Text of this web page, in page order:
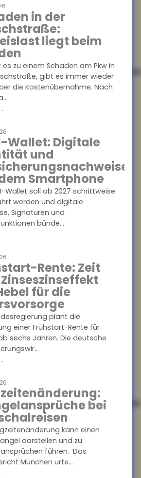
in der
liegt beim
zu einem Schaden am Pkw in
gibt es immer wieder
die Kostenübernahme. Nach
Wallet: Digitale
und
Smartphone
Wallet soll ab 2027 schrittweise
werden und digitale
Signaturen und
bünde...
Rente: Zeit
für die
plant die
einer Frühstart-Rente für
sechs Jahren. Die deutsche
bei
kann einen
darstellen und zu
führen. Das
München urte...
Anspruch auf
Dieser
schrittweise au...
mehr...
gegen
auch bei
Bundesgerichtshof hat
dass
auch dann in
nehmen können,
in der
liegt
Kunden
es zu einem Schaden
Pkw in der Waschstraße,
es immer wieder Streit
die Kostenübernahme.
einem a...
mehr...
Wallet:
Identität
dem
EUDI-Wallet soll ab 2027
eingeführt
und digitale
Signaturen und